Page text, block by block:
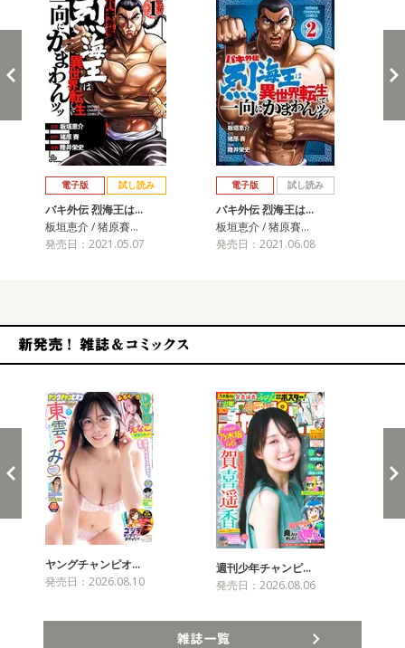
電子版 試し読み
バキ外伝 烈海王は…
板垣恵介 / 猪原賽…
発売日：2021.05.07
電子版 試し読み
バキ外伝 烈海王は…
板垣恵介 / 猪原賽…
発売日：2021.06.08
ヤングチャンピオ…
発売日：2026.08.10
週刊少年チャンピ…
発売日：2026.08.06